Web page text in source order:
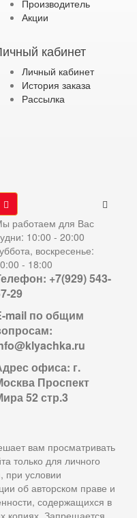
Производитель
Акции
кабинет
Личный кабинет
История заказа
Рассылка
работаем для Вас
10:00 - 20:00
воскресенье:
- 18:00
+7(929) 543-
29
mail по общим
офиса: г.
Проспект
52 стр.3
вам просматривать
только для личного
при условии
об авторском праве и
содержащихся в
копиях. Запрещается